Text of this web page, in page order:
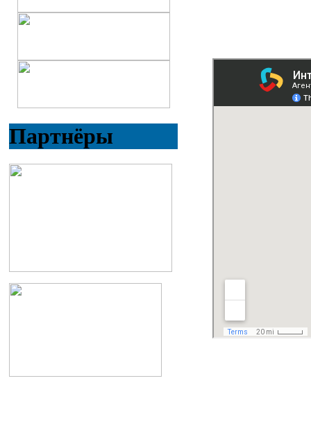
Партнёры